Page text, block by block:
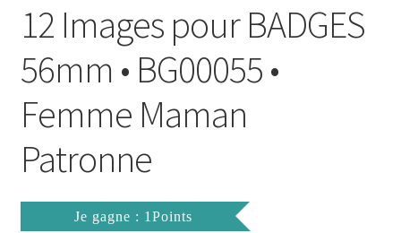
Politique de Confidentialité
Validation de la commande
12 Images pour BADGES
56mm • BG00055 •
Femme Maman
Patronne
Je gagne : 1Points